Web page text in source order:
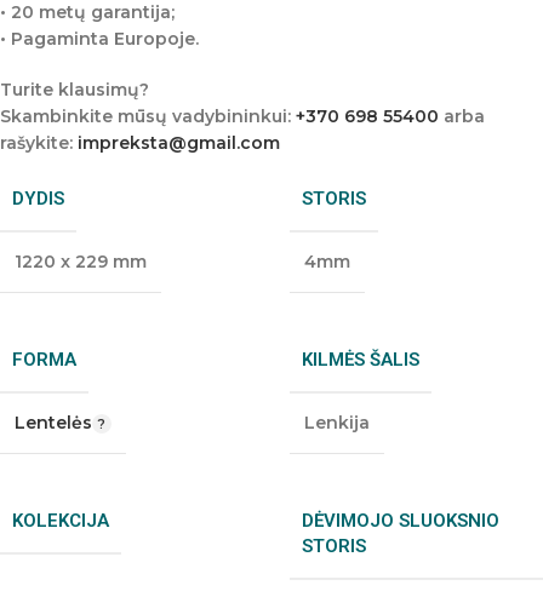
• 20 metų garantija;
• Pagaminta Europoje.
Turite klausimų?
Skambinkite mūsų vadybininkui: +370 698 55400 arba
rašykite: impreksta@gmail.com
DYDIS
1220 x 229 mm
STORIS
4mm
FORMA
Lentelės
KILMĖS ŠALIS
Lenkija
KOLEKCIJA
DĖVIMOJO SLUOKSNIO
STORIS